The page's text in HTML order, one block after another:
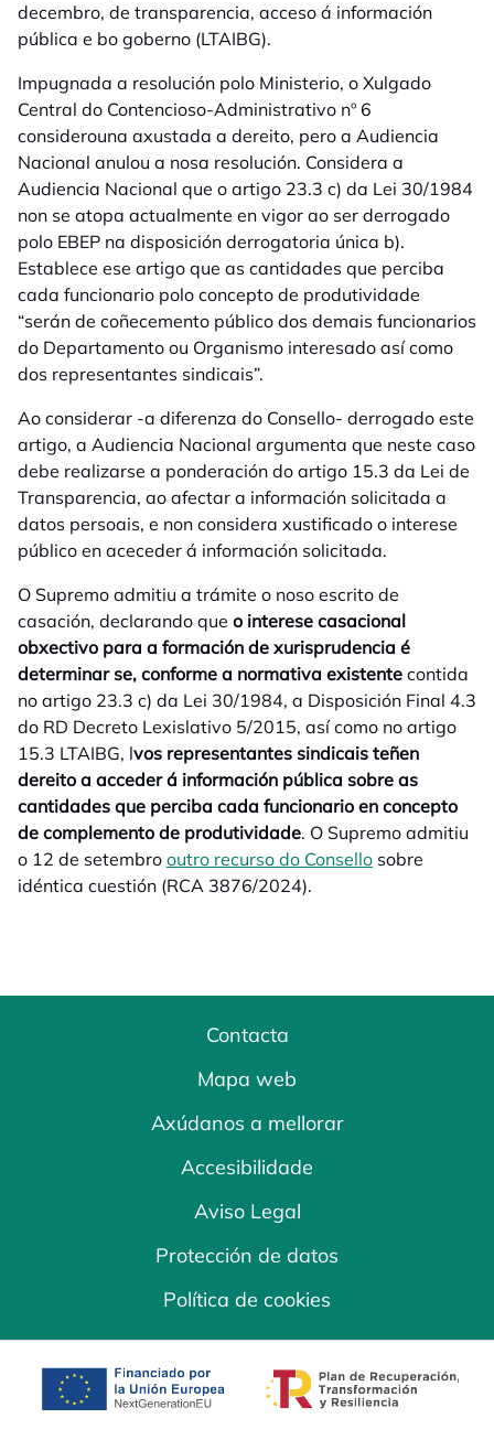
decembro, de transparencia, acceso á información
pública e bo goberno (LTAIBG).
Impugnada a resolución polo Ministerio, o Xulgado
Central do Contencioso-Administrativo nº 6
considerouna axustada a dereito, pero a Audiencia
Nacional anulou a nosa resolución. Considera a
Audiencia Nacional que o artigo 23.3 c) da Lei 30/1984
non se atopa actualmente en vigor ao ser derrogado
polo EBEP na disposición derrogatoria única b).
Establece ese artigo que as cantidades que perciba
cada funcionario polo concepto de produtividade
“serán de coñecemento público dos demais funcionarios
do Departamento ou Organismo interesado así como
dos representantes sindicais”.
Ao considerar -a diferenza do Consello- derrogado este
artigo, a Audiencia Nacional argumenta que neste caso
debe realizarse a ponderación do artigo 15.3 da Lei de
Transparencia, ao afectar a información solicitada a
datos persoais, e non considera xustificado o interese
público en aceceder á información solicitada.
O Supremo admitiu a trámite o noso escrito de
casación, declarando que o interese casacional
obxectivo para a formación de xurisprudencia é
determinar se, conforme a normativa existente contida
no artigo 23.3 c) da Lei 30/1984, a Disposición Final 4.3
do RD Decreto Lexislativo 5/2015, así como no artigo
15.3 LTAIBG, lvos representantes sindicais teñen
dereito a acceder á información pública sobre as
cantidades que perciba cada funcionario en concepto
de complemento de produtividade. O Supremo admitiu
o 12 de setembro outro recurso do Consello sobre
idéntica cuestión (RCA 3876/2024).
Contacta
Mapa web
Axúdanos a mellorar
Accesibilidade
Aviso Legal
Protección de datos
Política de cookies
opens in a new tab opens in a new